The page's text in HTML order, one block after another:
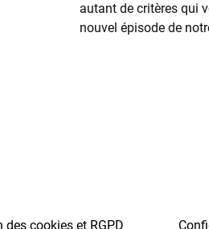
autant de critères qui
nouvel épisode de
des cookies et RGPD